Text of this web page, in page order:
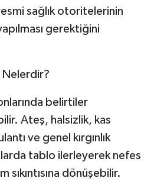
sağlık otoritelerinin
gerektiğini
Nelerdir?
belirtiler
Ateş, halsizlik, kas
ve genel kırgınlık
tablo ilerleyerek nefes
sıkıntısına dönüşebilir.